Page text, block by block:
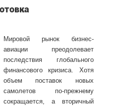
Мировой рынок бизнес-
авиации преодолевает
последствия глобального
финансового кризиса. Хотя
объем поставок новых
самолетов по-прежнему
сокращается, а вторичный